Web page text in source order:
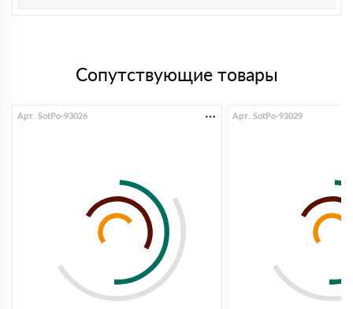
Сопутствующие товары
Арт. SotPo-93026 Арт. SotPo-93029